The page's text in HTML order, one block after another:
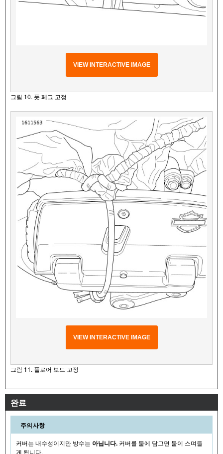
VIEW INTERACTIVE IMAGE
그림 10. 풋 페그 고정
VIEW INTERACTIVE IMAGE
그림 11. 플로어 보드 고정
완료
주의사항
커버는 내수성이지만 방수는 아닙니다. 커버를 물에 담그면 물이 스며들
게 됩니다.